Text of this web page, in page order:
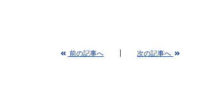
前の記事へ 次の記事へ